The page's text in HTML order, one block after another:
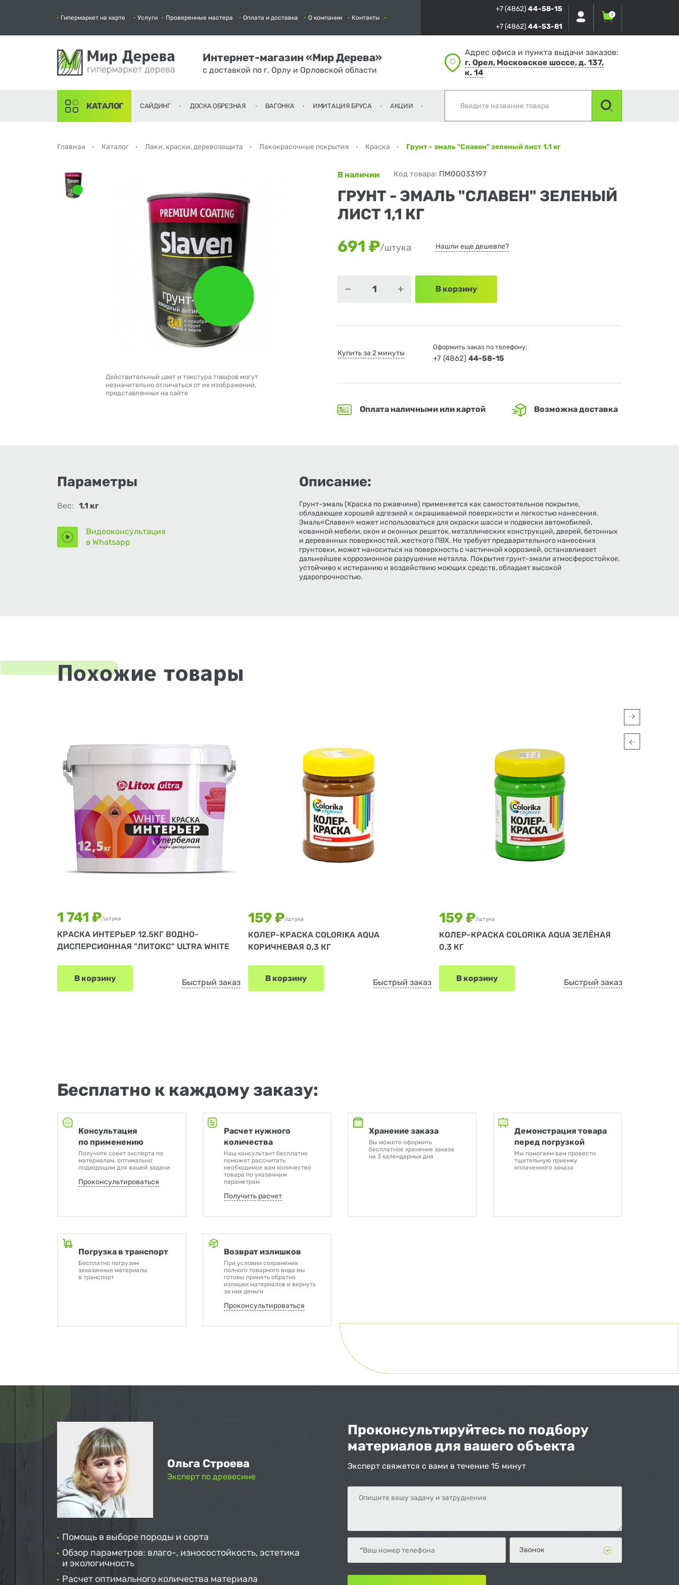
Гипермаркет на карте Услуги Проверенные мастера Оплата и доставка О компании Контакты
+7 (4862) 44-58-15
+7 (4862) 44-53-81
0
Интернет-магазин «Мир Дерева»
с доставкой по г. Орлу и Орловской области
Адрес офиса и пункта выдачи заказов:
г. Орел, Московское шоссе, д. 137,
к. 14
КАТАЛОГ САЙДИНГ ДОСКА ОБРЕЗНАЯ ВАГОНКА ИМИТАЦИЯ БРУСА АКЦИИ
Главная Каталог Лаки, краски, деревозащита Лакокрасочные покрытия Краска Грунт - эмаль "Славен" зеленый лист 1,1 кг
Действительный цвет и текстура товаров могут
незначительно отличаться от их изображений,
представленных на сайте
В наличии Код товара: ПМ00033197
ГРУНТ - ЭМАЛЬ "СЛАВЕН" ЗЕЛЕНЫЙ
ЛИСТ 1,1 КГ
691 ₽/штука Нашли еще дешевле?
В корзину
Купить за 2 минуты
Оформить заказ по телефону:
+7 (4862)44-58-15
Оплата наличными или картой Возможна доставка
Параметры
Вес: 1,1 кг
Видеоконсультация
в Whatsapp
Описание:
Грунт-эмаль (Краска по ржавчине) применяется как самостоятельное покрытие,
обладающее хорошей адгезией к окрашиваемой поверхности и легкостью нанесения.
Эмаль«Славен» может использоваться для окраски шасси и подвески автомобилей,
кованной мебели, окон и оконных решеток, металлических конструкций, дверей, бетонных
и деревянных поверхностей, жесткого ПВХ. Не требует предварительного нанесения
грунтовки, может наноситься на поверхность с частичной коррозией, останавливает
дальнейшее коррозионное разрушение металла. Покрытие грунт-эмали атмосферостойкое,
устойчиво к истиранию и воздействию моющих средств, обладает высокой
ударопрочностью.
Похожие товары
1 741 ₽/штука
КРАСКА ИНТЕРЬЕР 12.5КГ ВОДНО-
ДИСПЕРСИОННАЯ "ЛИТОКС" ULTRA WHITE
В корзину Быстрый заказ
159 ₽/штука
КОЛЕР-КРАСКА COLORIKA AQUA
КОРИЧНЕВАЯ 0,3 КГ
В корзину Быстрый заказ
159 ₽/штука
КОЛЕР-КРАСКА COLORIKA AQUA ЗЕЛЁНАЯ
0,3 КГ
В корзину Быстрый заказ
Бесплатно к каждому заказу:
Консультация
по применению
Получите совет эксперта по
материалам, оптимально
подходящим для вашей задачи
Проконсультироваться
Расчет нужного
количества
Наш консультант бесплатно
поможет рассчитать
необходимое вам количество
товара по указанным
параметрам
Получить расчет
Хранение заказа
Вы можете оформить
бесплатное хранение заказа
на 3 календарных дня
Демонстрация товара
перед погрузкой
Мы помогаем вам провести
тщательную приемку
оплаченного заказа
Погрузка в транспорт
Бесплатно погрузим
заказанные материалы
в транспорт
Возврат излишков
При условии сохранения
полного товарного вида мы
готовы принять обратно
излишки материалов и вернуть
за них деньги
Проконсультироваться
Ольга Строева
Эксперт по древесине
Помощь в выборе породы и сорта
Обзор параметров: влаго-, износостойкость, эстетика
и экологичность
Расчет оптимального количества материала
Проконсультируйтесь по подбору
материалов для вашего объекта
Эксперт свяжется с вами в течение 15 минут